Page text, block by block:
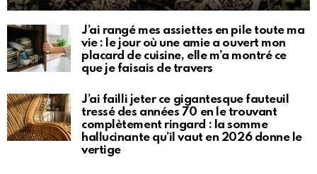
J’ai rangé mes assiettes en pile toute ma
vie : le jour où une amie a ouvert mon
placard de cuisine, elle m’a montré ce
que je faisais de travers
J’ai failli jeter ce gigantesque fauteuil
tressé des années 70 en le trouvant
complètement ringard : la somme
hallucinante qu’il vaut en 2026 donne le
vertige